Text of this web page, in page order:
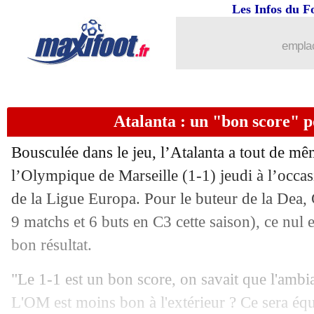
Les Infos du
Atalanta : un "bon score"
Bousculée dans le jeu, l’Atalanta a tout de
l’Olympique de Marseille (1-1) jeudi à
de la Ligue Europa. Pour le buteur de la
9 matchs et 6 buts en C3 cette saison), ce nul
bon résultat.
"Le 1-1 est un bon score, on savait que
L'OM est moins bon à l'extérieur ? Ce sera
Man Utd : Ten Hag heureux pour
03/05 Bayern: Tuchel n'écarte pas un
03/05 Betis: son avenir, Fekir esquive
03/05 Euro 2024: l'UEFA opte pour des
03/05 Prix Marc-Vivien Foé : les 3
03/05 Atletico
Dortmund : un retour de Klopp étudié